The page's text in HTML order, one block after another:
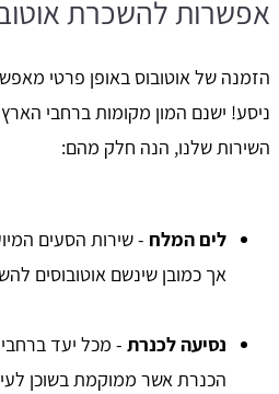
אפשרות להשכרת
הזמנה של אוטובוס באופן פרטי
ניסע! ישנם המון מקומות ברחבי
השירות שלנו, הנה חלק מהם:
לים המלח - שירות הסעים
אך כמובן שינשם אוטובוסים
נסיעה לכנרת - מכל יעד
הכנרת אשר ממוקמת בשוכן